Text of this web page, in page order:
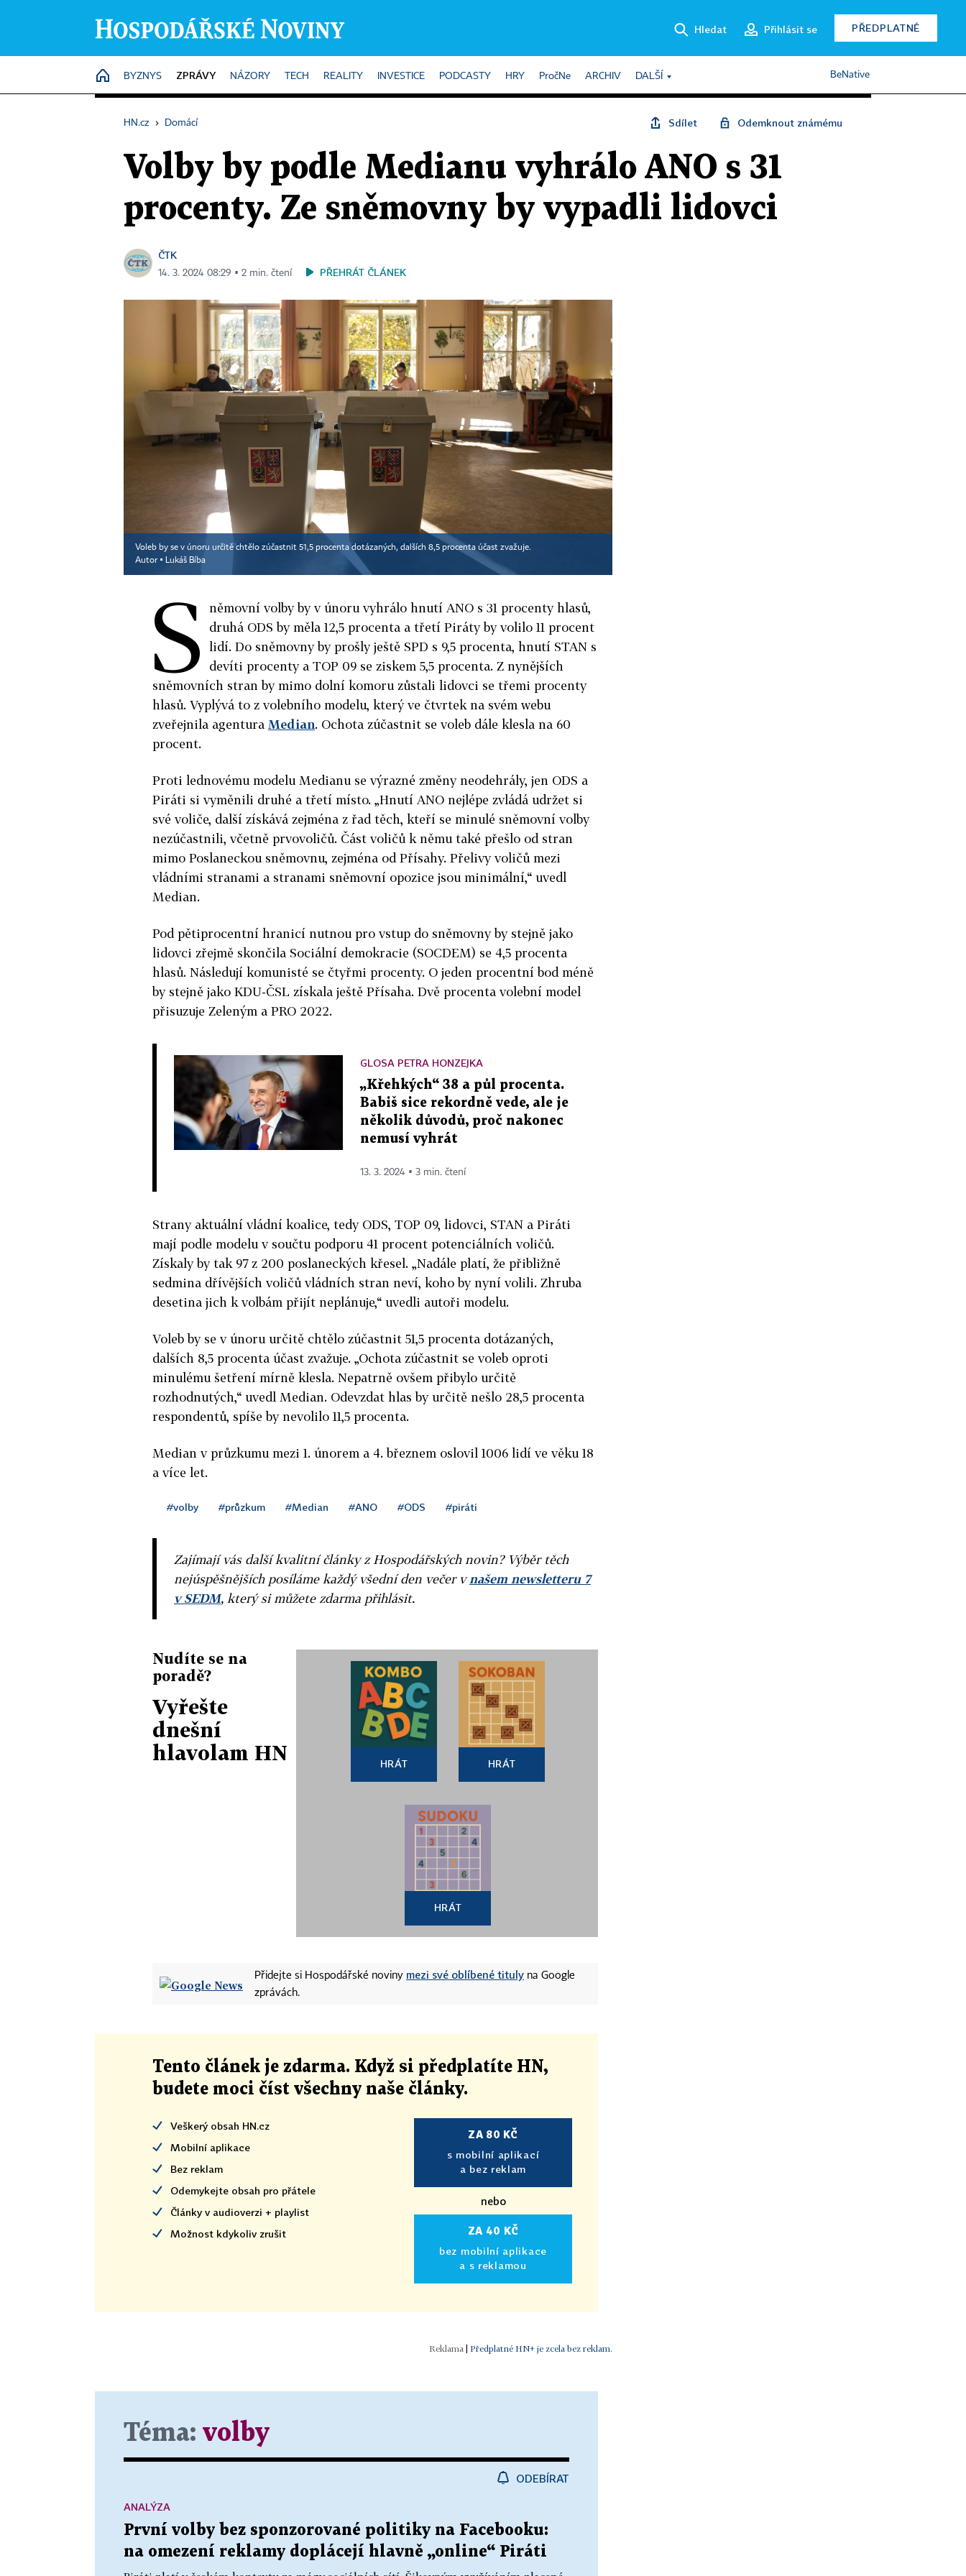
Hledat Přihlásit se PŘEDPLATNÉ
HOME
BYZNYS ZPRÁVY NÁZORY TECH REALITY INVESTICE PODCASTY HRY PročNe ARCHIV DALŠÍ BeNative
HN.cz › Domácí Sdílet Odemknout známému
Volby by podle Medianu vyhrálo ANO s 31
procenty. Ze sněmovny by vypadli lidovci
ČTK
14. 3. 2024 08:29 ▪ 2 min. čtení PŘEHRÁT ČLÁNEK
Voleb by se v únoru určitě chtělo zúčastnit 51,5 procenta dotázaných, dalších 8,5 procenta účast zvažuje.
Autor ▪ Lukáš Bíba
S
němovní volby by v únoru vyhrálo hnutí ANO s 31 procenty hlasů,
druhá ODS by měla 12,5 procenta a třetí Piráty by volilo 11 procent
lidí. Do sněmovny by prošly ještě SPD s 9,5 procenta, hnutí STAN s
devíti procenty a TOP 09 se ziskem 5,5 procenta. Z nynějších
sněmovních stran by mimo dolní komoru zůstali lidovci se třemi procenty
hlasů. Vyplývá to z volebního modelu, který ve čtvrtek na svém webu
zveřejnila agentura Median. Ochota zúčastnit se voleb dále klesla na 60
procent.
Proti lednovému modelu Medianu se výrazné změny neodehrály, jen ODS a
Piráti si vyměnili druhé a třetí místo. „Hnutí ANO nejlépe zvládá udržet si
své voliče, další získává zejména z řad těch, kteří se minulé sněmovní volby
nezúčastnili, včetně prvovoličů. Část voličů k němu také přešlo od stran
mimo Poslaneckou sněmovnu, zejména od Přísahy. Přelivy voličů mezi
vládními stranami a stranami sněmovní opozice jsou minimální,“ uvedl
Median.
Pod pětiprocentní hranicí nutnou pro vstup do sněmovny by stejně jako
lidovci zřejmě skončila Sociální demokracie (SOCDEM) se 4,5 procenta
hlasů. Následují komunisté se čtyřmi procenty. O jeden procentní bod méně
by stejně jako KDU-ČSL získala ještě Přísaha. Dvě procenta volební model
přisuzuje Zeleným a PRO 2022.
GLOSA PETRA HONZEJKA
„Křehkých“ 38 a půl procenta.
Babiš sice rekordně vede, ale je
několik důvodů, proč nakonec
nemusí vyhrát
13. 3. 2024 ▪ 3 min. čtení
Strany aktuální vládní koalice, tedy ODS, TOP 09, lidovci, STAN a Piráti
mají podle modelu v součtu podporu 41 procent potenciálních voličů.
Získaly by tak 97 z 200 poslaneckých křesel. „Nadále platí, že přibližně
sedmina dřívějších voličů vládních stran neví, koho by nyní volili. Zhruba
desetina jich k volbám přijít neplánuje,“ uvedli autoři modelu.
Voleb by se v únoru určitě chtělo zúčastnit 51,5 procenta dotázaných,
dalších 8,5 procenta účast zvažuje. „Ochota zúčastnit se voleb oproti
minulému šetření mírně klesla. Nepatrně ovšem přibylo určitě
rozhodnutých,“ uvedl Median. Odevzdat hlas by určitě nešlo 28,5 procenta
respondentů, spíše by nevolilo 11,5 procenta.
Median v průzkumu mezi 1. únorem a 4. březnem oslovil 1006 lidí ve věku 18
a více let.
#volby #průzkum #Median #ANO #ODS #piráti
Zajímají vás další kvalitní články z Hospodářských novin? Výběr těch
nejúspěšnějších posíláme každý všední den večer vnašem newsletteru 7
v SEDM, který si můžete zdarma přihlásit.
Nudíte se na
poradě?
Vyřešte
dnešní
hlavolam HN
HRÁT HRÁT
HRÁT
Přidejte si Hospodářské noviny mezi své oblíbené tituly na Google
zprávách.
Tento článek je zdarma. Když si předplatíte HN,
budete moci číst všechny naše články.
Veškerý obsah HN.cz
Mobilní aplikace
Bez reklam
Odemykejte obsah pro přátele
Články v audioverzi + playlist
Možnost kdykoliv zrušit
ZA 80 KČ
s mobilní aplikací
a bez reklam
nebo
ZA 40 KČ
bez mobilní aplikace
a s reklamou
| Předplatné HN+ je zcela bez reklam.
Téma: volby
ODEBÍRAT
První volby bez sponzorované politiky na Facebooku:
na omezení reklamy doplácejí hlavně „online“ Piráti
ANALÝZA